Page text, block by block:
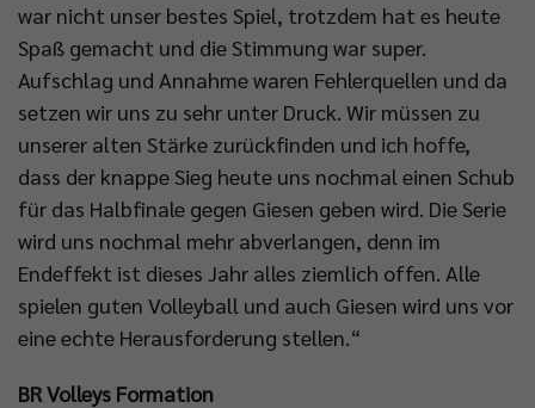
war nicht unser bestes Spiel, trotzdem hat es heute
Spaß gemacht und die Stimmung war super.
Aufschlag und Annahme waren Fehlerquellen und da
setzen wir uns zu sehr unter Druck. Wir müssen zu
unserer alten Stärke zurückfinden und ich hoffe,
dass der knappe Sieg heute uns nochmal einen Schub
für das Halbfinale gegen Giesen geben wird. Die Serie
wird uns nochmal mehr abverlangen, denn im
Endeffekt ist dieses Jahr alles ziemlich offen. Alle
spielen guten Volleyball und auch Giesen wird uns vor
eine echte Herausforderung stellen.“
BR Volleys Formation